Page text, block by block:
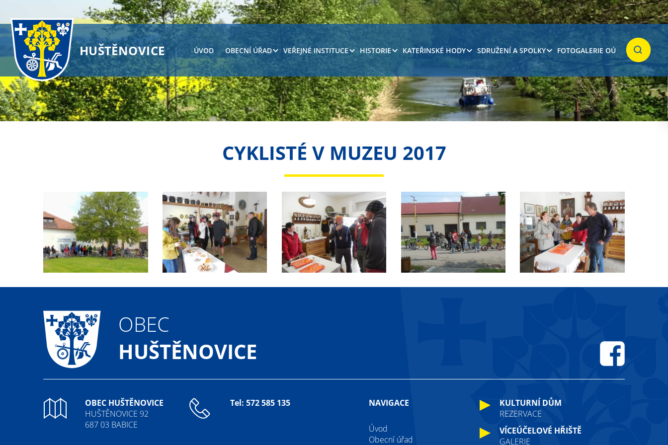
HUŠTĚNOVICE ÚVOD OBECNÍ ÚŘAD VEŘEJNÉ INSTITUCE HISTORIE KATEŘINSKÉ HODY SDRUŽENÍ A SPOLKY FOTOGALERIE OÚ
Hledat
CYKLISTÉ V MUZEU 2017
OBEC
HUŠTĚNOVICE
OBEC HUŠTĚNOVICE
HUŠTĚNOVICE 92
687 03 BABICE
Tel: 572 585 135 NAVIGACE
Úvod
Obecní úřad
KULTURNÍ DŮM
REZERVACE
VÍCEÚČELOVÉ HŘIŠTĚ
GALERIE